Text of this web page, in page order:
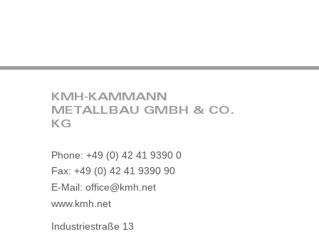
KMH-KAMMANN
METALLBAU GMBH & CO.
KG
Phone: +49 (0) 42 41 9390 0
Fax: +49 (0) 42 41 9390 90
E-Mail: office@kmh.net
www.kmh.net
Industriestraße 13